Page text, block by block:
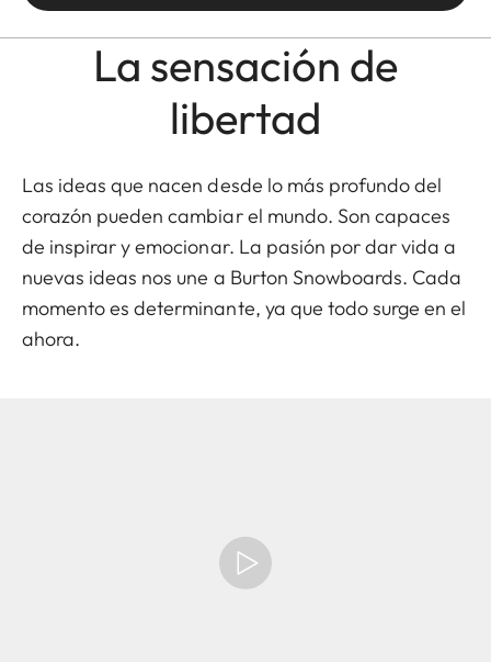
La sensación de
libertad
Las ideas que nacen desde lo más profundo del
corazón pueden cambiar el mundo. Son capaces
de inspirar y emocionar. La pasión por dar vida a
nuevas ideas nos une a Burton Snowboards. Cada
momento es determinante, ya que todo surge en el
ahora.